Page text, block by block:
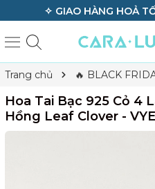
✧ GIAO HÀNG HOẢ
Trang chủ 🔥 BLACK
Hoa Tai Bạc 925 Cỏ 4
Hồng Leaf Clover -